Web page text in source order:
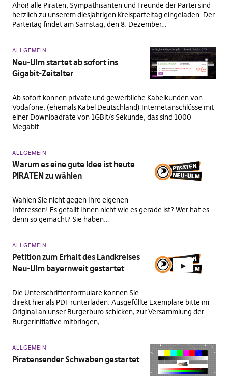
Ahoi! alle Piraten, Sympathisanten und Freunde der Partei sind
herzlich zu unserem diesjährigen Kreisparteitag eingeladen. Der
Parteitag findet am Samstag, den 8. Dezember…
ALLGEMEIN
Neu-Ulm startet ab sofort ins
Gigabit-Zeitalter
Ab sofort können private und gewerbliche Kabelkunden von
Vodafone, (ehemals Kabel Deutschland) Internetanschlüsse mit
einer Downloadrate von 1GBit/s Sekunde, das sind 1000
Megabit…
ALLGEMEIN
Warum es eine gute Idee ist heute
PIRATEN zu wählen
Wählen Sie nicht gegen Ihre eigenen
Interessen! Es gefällt Ihnen nicht wie es gerade ist? Wer hat es
denn so gemacht? Sie haben…
ALLGEMEIN
Petition zum Erhalt des Landkreises
Neu-Ulm bayernweit gestartet
Die Unterschriftenformulare können Sie
direkt hier als PDF runterladen. Ausgefüllte Exemplare bitte im
Original an unser Bürgerbüro schicken, zur Versammlung der
Bürgerinitiative mitbringen,…
ALLGEMEIN
Piratensender Schwaben gestartet